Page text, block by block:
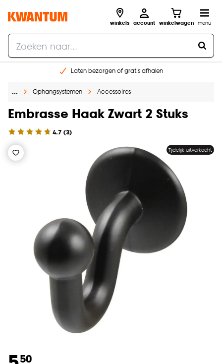
winkels account winkelwagen menu
Laten bezorgen of gratis afhalen
Gratis raam advies en opmeten aan huis
… Ophangsystemen Accessoires
Embrasse Haak Zwart 2 Stuks
4.7 (3)
Tijdelijk uitverkocht
50